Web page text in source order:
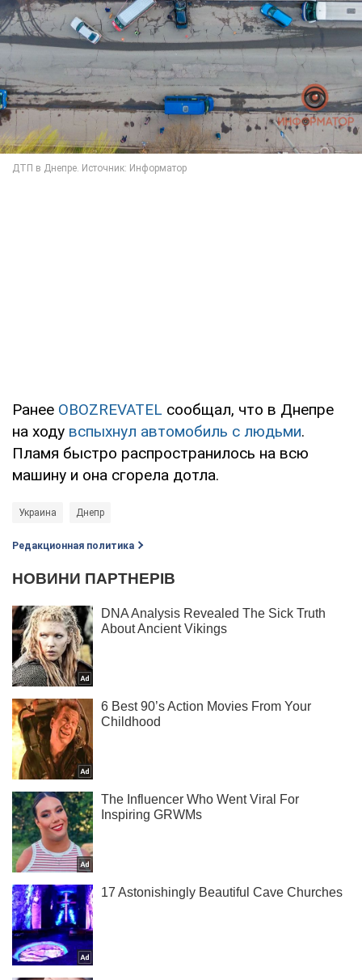
Ранее OBOZREVATEL сообщал, что в Днепре
на ходу вспыхнул автомобиль с людьми.
Пламя быстро распространилось на всю
машину и она сгорела дотла.
Украина Днепр
Редакционная политика